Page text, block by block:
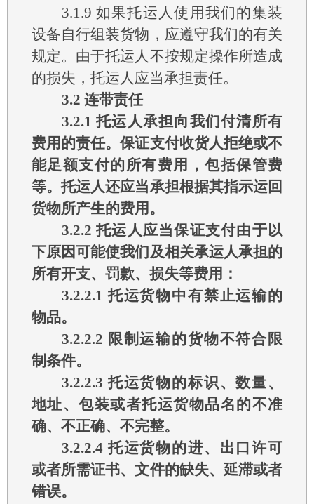
3.1.9 如果托运人使用我们的集装
设备自行组装货物，应遵守我们的有关
规定。由于托运人不按规定操作所造成
的损失，托运人应当承担责任。
3.2 连带责任
3.2.1托运人承担向我们付清所有
费用的责任。保证支付收货人拒绝或不
能足额支付的所有费用，包括保管费
等。托运人还应当承担根据其指示运回
货物所产生的费用。
3.2.2托运人应当保证支付由于以
下原因可能使我们及相关承运人承担的
所有开支、罚款、损失等费用：
3.2.2.1托运货物中有禁止运输的
物品。
3.2.2.2 限制运输的货物不符合限
制条件。
3.2.2.3托运货物的标识、数量、
地址、包装或者托运货物品名的不准
确、不正确、不完整。
3.2.2.4托运货物的进、出口许可
或者所需证书、文件的缺失、延滞或者
错误。